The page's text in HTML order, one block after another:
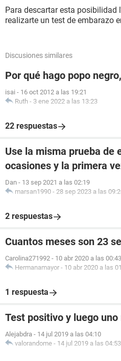
Para descartar esta posibilidad
realizarte un test de embarazo
Discusiones similares
Por qué hago popo
isai - 16 oct 2012 a las 19:21
Ruth - 3 ene 2022 a las 13:23
22 respuestas
Use la misma prueba de
ocasiones y la primera
Dan - 13 sep 2021 a las 02:19
marsan1990 - 28 sep 2023 a las
2 respuestas
Cuantos meses son 23
Carolina271992 - 10 abr 2020 a las 00:43
Hermanamayor - 10 abr 2020 a las
1 respuesta
Test positivo y luego
Alejabdra - 14 jul 2019 a las 04:10
valorandome - 14 jul 2019 a las 04:53